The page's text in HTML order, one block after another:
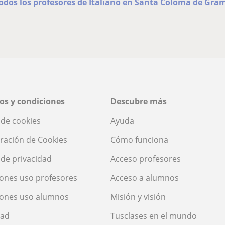
y condiciones
cookies
de Cookies
privacidad
uso profesores
uso alumnos
Descubre más
Ayuda
Cómo funciona
Acceso profesores
Acceso a alumnos
Misión y visión
Tusclases en el mundo